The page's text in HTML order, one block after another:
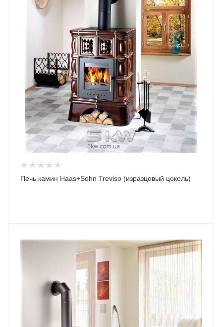
Печь камин Haas+Sohn Treviso (изразцовый цоколь)